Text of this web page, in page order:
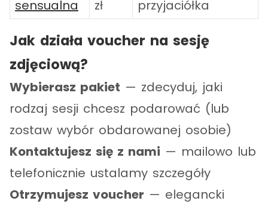
sensualna
zł
przyjaciółka
Jak działa voucher na sesję
zdjęciową?
Wybierasz pakiet — zdecyduj, jaki
rodzaj sesji chcesz podarować (lub
zostaw wybór obdarowanej osobie)
Kontaktujesz się z nami — mailowo lub
telefonicznie ustalamy szczegóły
Otrzymujesz voucher — elegancki